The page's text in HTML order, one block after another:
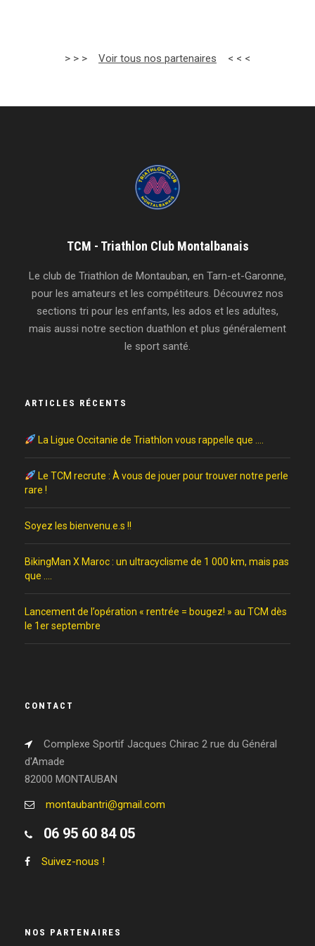
> > > Voir tous nos partenaires < < <
TCM - Triathlon Club Montalbanais
Le club de Triathlon de Montauban, en Tarn-et-Garonne,
pour les amateurs et les compétiteurs. Découvrez nos
sections tri pour les enfants, les ados et les adultes,
mais aussi notre section duathlon et plus généralement
le sport santé.
ARTICLES RÉCENTS
La Ligue Occitanie de Triathlon vous rappelle que ….
Le TCM recrute : À vous de jouer pour trouver notre perle
rare !
Soyez les bienvenu.e.s !!
BikingMan X Maroc : un ultracyclisme de 1 000 km, mais pas
que ….
Lancement de l’opération « rentrée = bougez! » au TCM dès
le 1er septembre
CONTACT
Complexe Sportif Jacques Chirac 2 rue du Général
d'Amade
82000 MONTAUBAN
montaubantri@gmail.com
06 95 60 84 05
Suivez-nous !
NOS PARTENAIRES